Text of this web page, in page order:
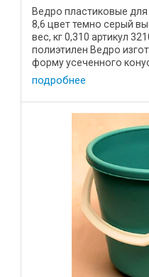
Ведро пластиковые
8,6 цвет темно серый
вес, кг 0,310 артикул
полиэтилен Ведро
форму усеченного
сада и ...
подробнее